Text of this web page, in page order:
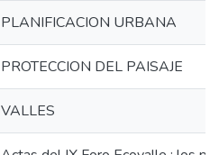
PLANIFICACION URBANA
PROTECCION DEL PAISAJE
VALLES